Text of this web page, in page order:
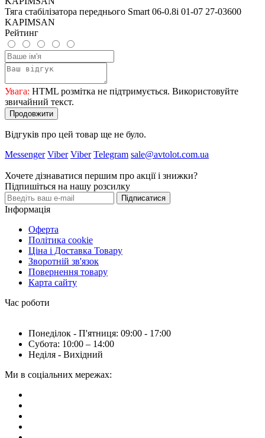
Тяга стабілізатора переднього Smart 06-0.8i 01-07 27-03600
KAPIMSAN
Рейтинг
Увага: HTML розмітка не підтримується. Використовуйте
звичайний текст.
Продовжити
Відгуків про цей товар ще не було.
Messenger Viber Viber Telegram sale@avtolot.com.ua
Хочете дізнаватися першим про акції і знижки?
Підпишіться на нашу розсилку
Підписатися
Інформація
Оферта
Політика cookie
Ціна і Доставка Товару
Зворотній зв'язок
Повернення товару
Карта сайту
Час роботи
Понеділок - П'ятниця: 09:00 - 17:00
Субота: 10:00 – 14:00
Неділя - Вихідний
Ми в соціальних мережах: